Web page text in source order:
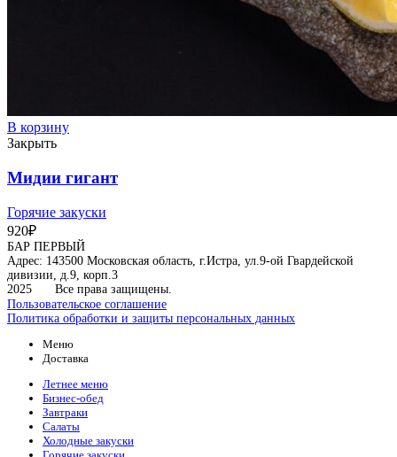
В корзину
Закрыть
Мидии гигант
Горячие закуски
920₽
БАР ПЕРВЫЙ
Адрес: 143500 Московская область, г.Истра, ул.9-ой Гвардейской
дивизии, д.9, корп.3
2025
Все права защищены.
Пользовательское соглашение
Политика обработки и защиты персональных данных
Меню
Доставка
Летнее меню
Бизнес-обед
Завтраки
Салаты
Холодные закуски